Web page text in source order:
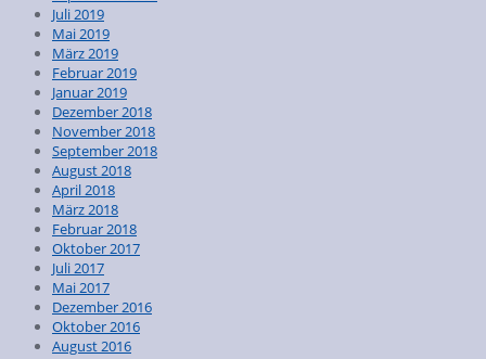
Juli 2019
Mai 2019
März 2019
Februar 2019
Januar 2019
Dezember 2018
November 2018
September 2018
August 2018
April 2018
März 2018
Februar 2018
Oktober 2017
Juli 2017
Mai 2017
Dezember 2016
Oktober 2016
August 2016